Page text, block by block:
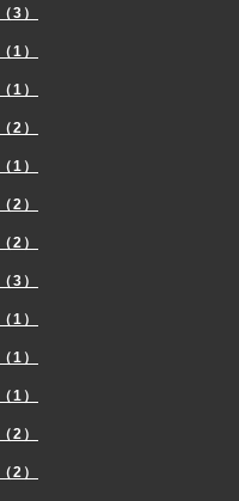
3）
1）
1）
2）
1）
2）
2）
3）
1）
1）
1）
2）
2）